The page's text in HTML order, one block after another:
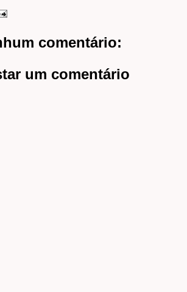
comentário:
um comentário